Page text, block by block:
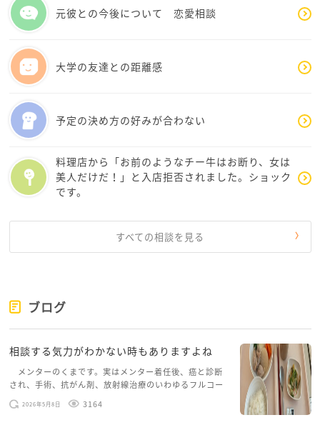
元彼との今後について 恋愛相談
大学の友達との距離感
予定の決め方の好みが合わない
料理店から「お前のようなチー牛はお断り、女は
美人だけだ！」と入店拒否されました。ショック
です。
すべての相談を見る
ブログ
相談する気力がわかない時もありますよね
メンターのくまです。実はメンター着任後、癌と診断
され、手術、抗がん剤、放射線治療のいわゆるフルコー
スを体験していて、しばらくメンターカフェに来られて
いませんでした。体力だけでなく、気力も落ちパソコン
2026年5月8日 3164